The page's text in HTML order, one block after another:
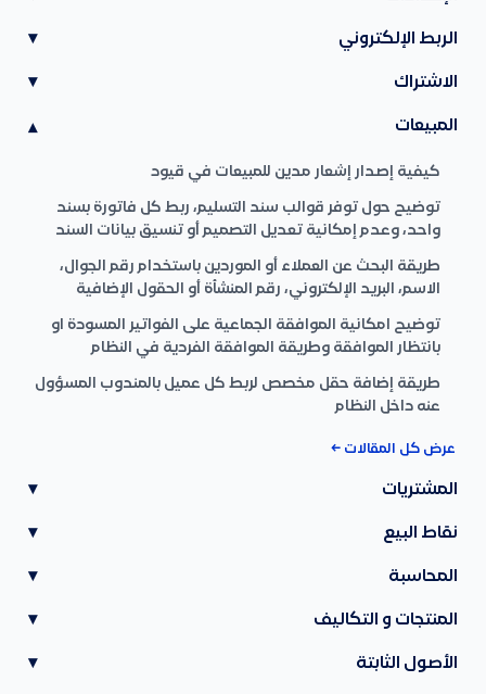
الربط الإلكتروني ▾
الاشتراك ▾
المبيعات ▾
كيفية إصدار إشعار مدين للمبيعات في قيود
توضيح حول توفر قوالب سند التسليم، ربط كل فاتورة بسند
واحد، وعدم إمكانية تعديل التصميم أو تنسيق بيانات السند
طريقة البحث عن العملاء أو الموردين باستخدام رقم الجوال،
الاسم، البريد الإلكتروني، رقم المنشأة أو الحقول الإضافية
توضيح امكانية الموافقة الجماعية على الفواتير المسودة او
بانتظار الموافقة وطريقة الموافقة الفردية في النظام
طريقة إضافة حقل مخصص لربط كل عميل بالمندوب المسؤول
عنه داخل النظام
عرض كل المقالات ←
المشتريات ▾
نقاط البيع ▾
المحاسبة ▾
المنتجات و التكاليف ▾
الأصول الثابتة ▾